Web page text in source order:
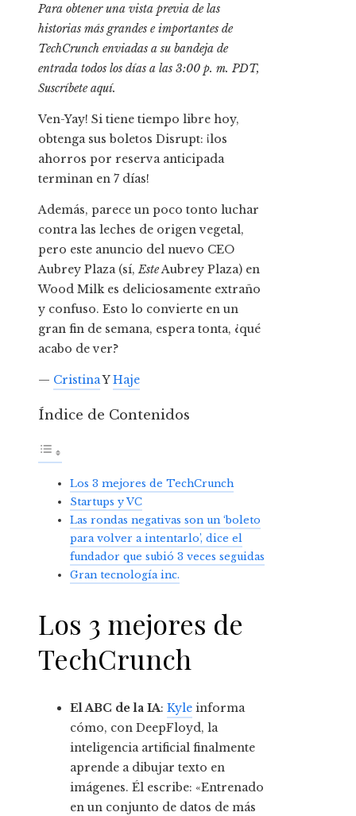
Para obtener una vista previa de las
historias más grandes e importantes de
TechCrunch enviadas a su bandeja de
entrada todos los días a las 3:00 p. m. PDT,
Suscríbete aquí.
Ven-Yay! Si tiene tiempo libre hoy,
obtenga sus boletos Disrupt: ¡los
ahorros por reserva anticipada
terminan en 7 días!
Además, parece un poco tonto luchar
contra las leches de origen vegetal,
pero este anuncio del nuevo CEO
Aubrey Plaza (sí,EsteAubrey Plaza) en
Wood Milk es deliciosamente extraño
y confuso. Esto lo convierte en un
gran fin de semana, espera tonta, ¿qué
acabo de ver?
— CristinaYHaje
Índice de Contenidos
Los 3 mejores de TechCrunch
Startups y VC
Las rondas negativas son un ‘boleto
para volver a intentarlo’, dice el
fundador que subió 3 veces seguidas
Gran tecnología inc.
Los 3 mejores de
TechCrunch
El ABC de la IA: Kyle informa
cómo, con DeepFloyd, la
inteligencia artificial finalmente
aprende a dibujar texto en
imágenes. Él escribe: «Entrenado
en un conjunto de datos de más